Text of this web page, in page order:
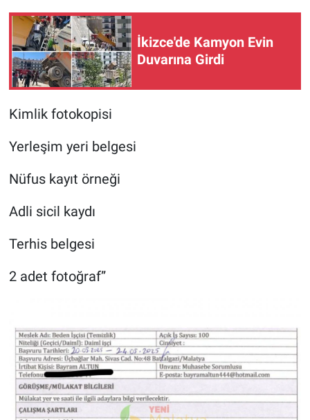
İkizce'de Kamyon Evin
Duvarına Girdi
Kimlik fotokopisi
Yerleşim yeri belgesi
Nüfus kayıt örneği
Adli sicil kaydı
Terhis belgesi
2 adet fotoğraf”